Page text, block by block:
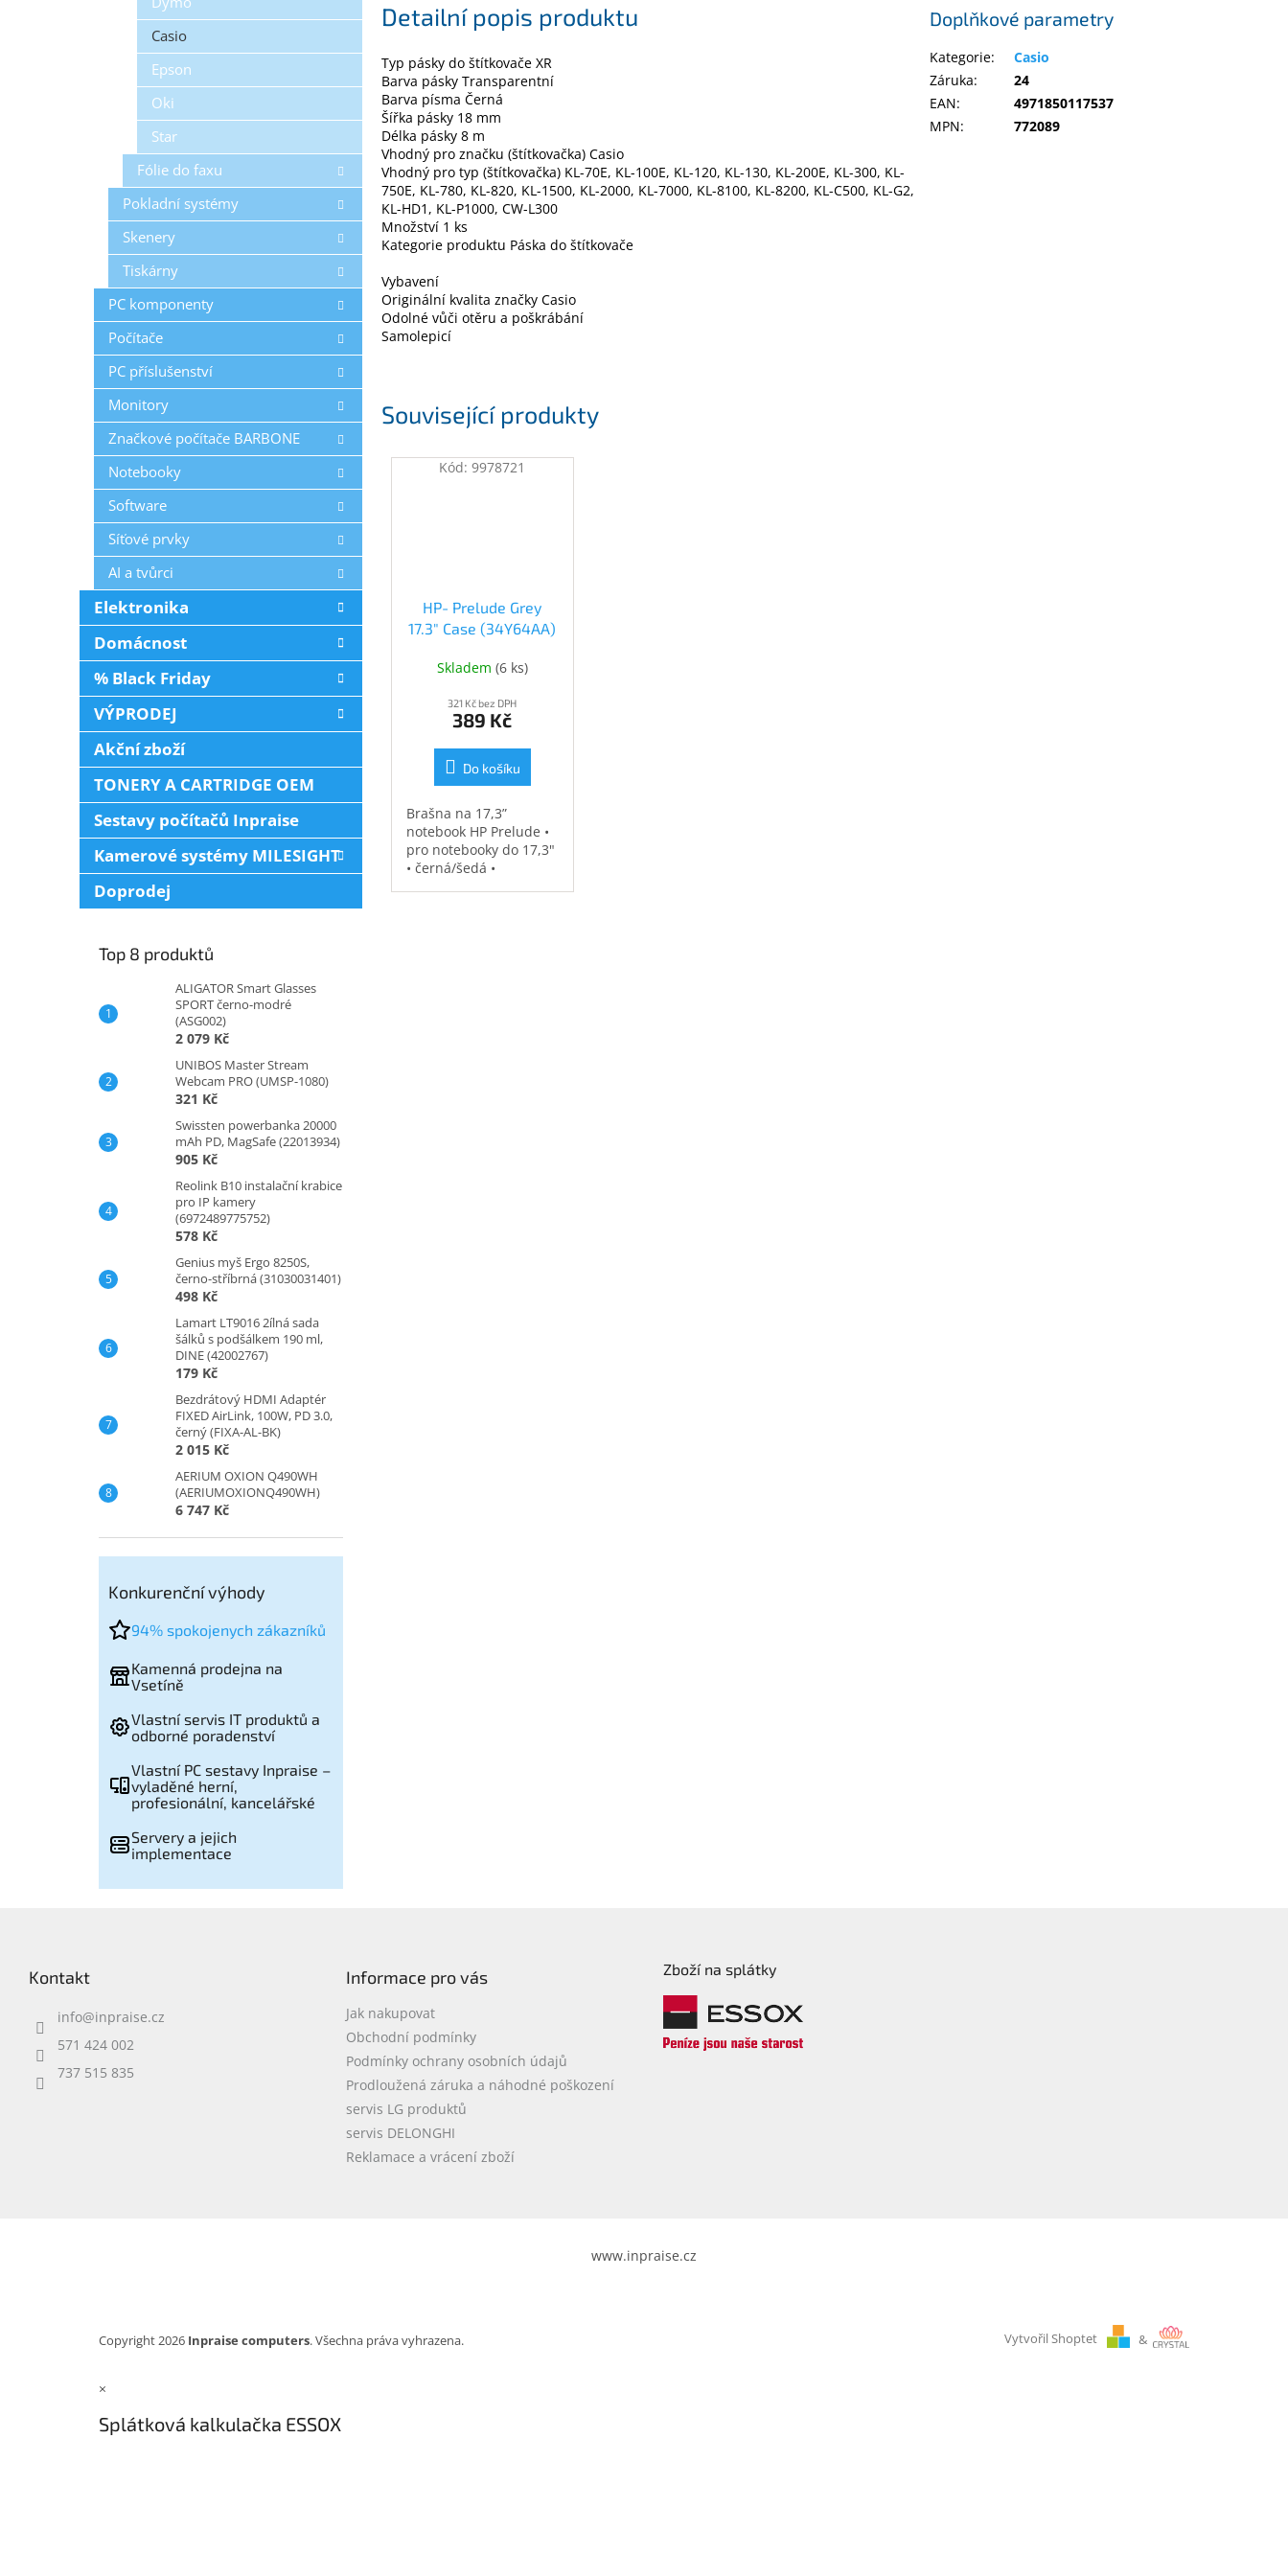
Casio
Epson
Oki
Star
Fólie do faxu
Pokladní systémy
Skenery
Tiskárny
PC komponenty
Počítače
PC příslušenství
Monitory
Značkové počítače BARBONE
Notebooky
Software
Síťové prvky
AI a tvůrci
Elektronika
Domácnost
% Black Friday
VÝPRODEJ
Akční zboží
TONERY A CARTRIDGE OEM
Sestavy počítačů Inpraise
Kamerové systémy MILESIGHT
Doprodej
Top 8 produktů
ALIGATOR Smart Glasses
SPORT černo-modré
(ASG002)
2 079 Kč
UNIBOS Master Stream
Webcam PRO (UMSP-1080)
321 Kč
Swissten powerbanka 20000
mAh PD, MagSafe (22013934)
905 Kč
Reolink B10 instalační krabice
pro IP kamery
(6972489775752)
578 Kč
Genius myš Ergo 8250S,
černo-stříbrná (31030031401)
498 Kč
Lamart LT9016 2ílná sada
šálků s podšálkem 190 ml,
DINE (42002767)
179 Kč
Bezdrátový HDMI Adaptér
FIXED AirLink, 100W, PD 3.0,
černý (FIXA-AL-BK)
2 015 Kč
AERIUM OXION Q490WH
(AERIUMOXIONQ490WH)
6 747 Kč
Konkurenční výhody
94% spokojenych zákazníků
Kamenná prodejna na
Vsetíně
Vlastní servis IT produktů a
odborné poradenství
Vlastní PC sestavy Inpraise –
vyladěné herní,
profesionální, kancelářské
Servery a jejich
implementace
Související produkty
HP- Prelude Grey
17.3" Case (34Y64AA)
Skladem (6 ks)
321 Kč bez DPH
389 Kč
Do košíku
Brašna na 17,3”
notebook HP Prelude •
pro notebooky do 17,3"
• černá/šedá •
Kód:9978721
Detailní popis produktu
Typ pásky do štítkovače XR
Barva pásky Transparentní
Barva písma Černá
Šířka pásky 18 mm
Délka pásky 8 m
Vhodný pro značku (štítkovačka) Casio
Vhodný pro typ (štítkovačka) KL-70E, KL-100E, KL-120, KL-130, KL-200E, KL-300, KL-
750E, KL-780, KL-820, KL-1500, KL-2000, KL-7000, KL-8100, KL-8200, KL-C500, KL-G2,
KL-HD1, KL-P1000, CW-L300
Množství 1 ks
Kategorie produktu Páska do štítkovače
Vybavení
Originální kvalita značky Casio
Odolné vůči otěru a poškrábání
Samolepicí
Doplňkové parametry
Kategorie:
Casio
Záruka:
24
EAN:
4971850117537
MPN: 772089
Kontakt
info@inpraise.cz
571 424 002
737 515 835
Informace pro vás
Jak nakupovat
Obchodní podmínky
Podmínky ochrany osobních údajů
Prodloužená záruka a náhodné poškození
servis LG produktů
servis DELONGHI
Reklamace a vrácení zboží
Zboží na splátky
www.inpraise.cz
Vytvořil Shoptet &
Copyright 2026 Inpraise computers. Všechna práva vyhrazena.
×
Splátková kalkulačka ESSOX